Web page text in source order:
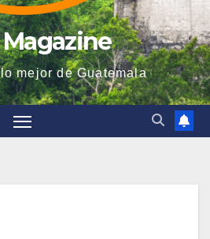
mejor de Guatemala